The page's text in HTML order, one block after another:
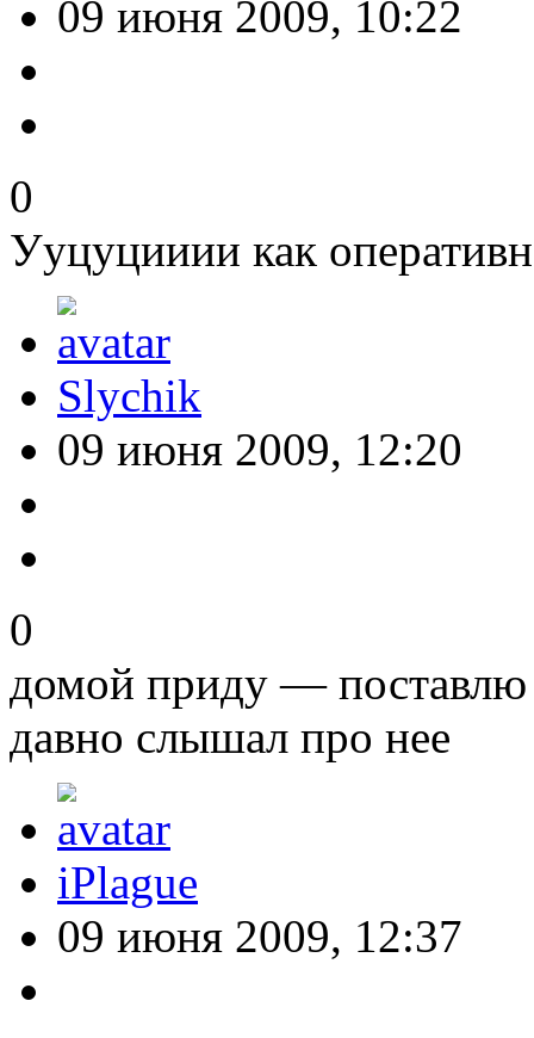
09 июня 2009, 10:22
0
Ууцуцииии как
Slychik
09 июня 2009, 12:20
0
домой приду — поставлю
давно слышал про нее
iPlague
09 июня 2009, 12:37